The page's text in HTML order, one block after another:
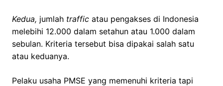
Kedua, jumlah traffic atau pengakses di Indonesia
melebihi 12.000 dalam setahun atau 1.000 dalam
sebulan. Kriteria tersebut bisa dipakai salah satu
atau keduanya.
Pelaku usaha PMSE yang memenuhi kriteria tapi